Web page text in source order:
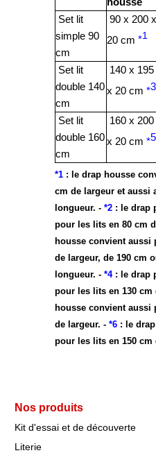
Set lit
simple 90
cm
90 x 200 x
20 cm *1
Set lit
double 140
cm
140 x 195
x 20 cm *3
Set lit
double 160
cm
160 x 200
x 20 cm *5
*1 : le drap housse
cm de largeur et aussi
longueur. - *2 : le drap
pour les lits en 80 cm
housse convient aussi
de largeur, de 190 cm
longueur. - *4 : le drap
pour les lits en 130 cm
housse convient aussi
de largeur. - *6 : le
pour les lits en 150 cm
Nos produits
Kit d'essai et de découverte
Literie